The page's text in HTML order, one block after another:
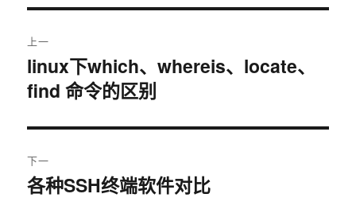
章
导
航
上一
上
篇
章：
linux下which、whereis、locate、
find 命令的区别
下一
下
各种SSH终端软件对比